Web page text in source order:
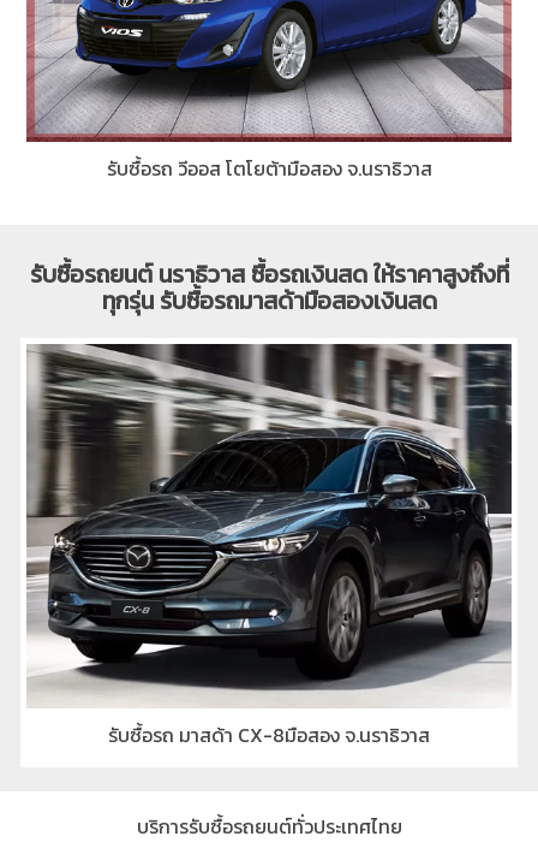
รับซื้อรถ วีออส โตโยต้ามือสอง จ.นราธิวาส
รับซื้อรถยนต์ นราธิวาส ซื้อรถเงินสด ให้ราคาสูงถึงที่
ทุกรุ่น รับซื้อรถมาสด้ามือสองเงินสด
รับซื้อรถ มาสด้า CX-8มือสอง จ.นราธิวาส
บริการรับซื้อรถยนต์ทั่วประเทศไทย